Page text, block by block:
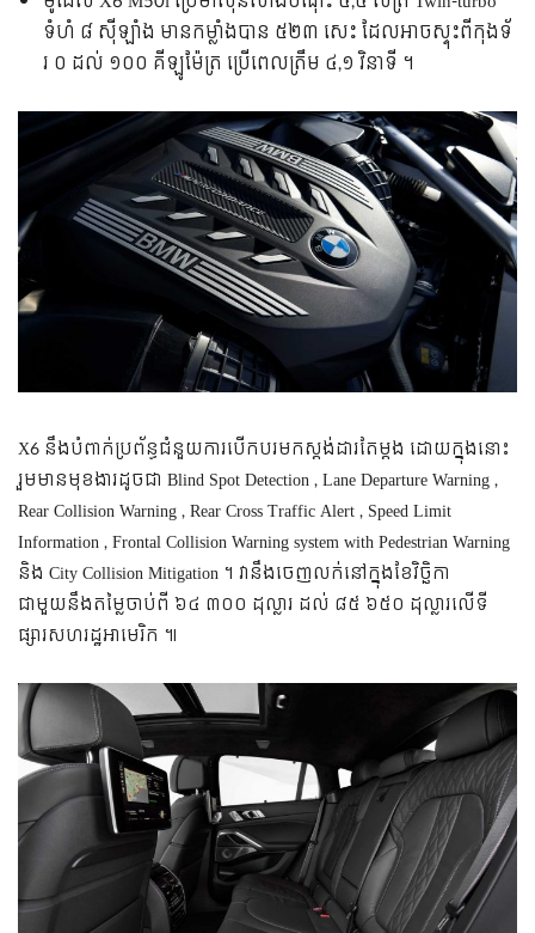
ទំហំ ៨ ស៊ីឡាំង មាន​កម្លាំង​បាន ៥២៣ សេះ ដែល​អាច​ស្ទុះ​ពី​កុង​ទ័​
រ ០ ដល់ ១០០ គីឡូម៉ែត្រ ប្រើពេល​ត្រឹម ៤,១ វិនាទី ។
X6 នឹង​បំពាក់​ប្រព័ន្ធ​ជំនួយការ​បើកបរ​មក​ស្តង់ដារ​តែម្តង ដោយ​ក្នុងនោះ​
រួមមាន​មុខងារ​ដូចជា Blind Spot Detection , Lane Departure Warning ,
Rear Collision Warning , Rear Cross Traffic Alert , Speed Limit
Information , Frontal Collision Warning system with Pedestrian Warning
និង City Collision Mitigation ។ វា​នឹង​ចេញលក់​នៅក្នុង​ខែវិច្ឆិកា
ជាមួយនឹង​តម្លៃ​ចាប់ពី ៦៤ ៣០០ ដុល្លារ ដល់ ៨៥ ៦៥០ ដុល្លារ​លើ​ទី
ផ្សារ​សហរដ្ឋអាមេរិក ៕